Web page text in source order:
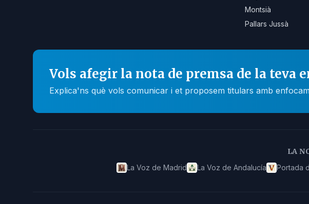
Montsià
Pallars Jussà
Vols afegir la nota de premsa de la teva
Explica'ns què vols comunicar i et proposem titulars amb
LA
La Voz de Madrid La Voz de Andalucía Portada